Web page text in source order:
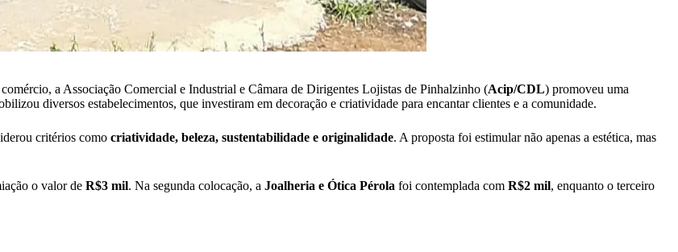
a Associação Comercial e Industrial e Câmara de Dirigentes Lojistas de Pinhalzinho (Acip/CDL) promoveu uma
diversos estabelecimentos, que investiram em decoração e criatividade para encantar clientes e a comunidade.
critérios como criatividade, beleza, sustentabilidade e originalidade. A proposta foi estimular não apenas a estética, mas
o valor de R$3 mil. Na segunda colocação, a Joalheria e Ótica Pérola foi contemplada com R$2 mil, enquanto o terceiro